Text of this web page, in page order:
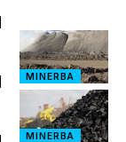
MINERBA
MINERBA